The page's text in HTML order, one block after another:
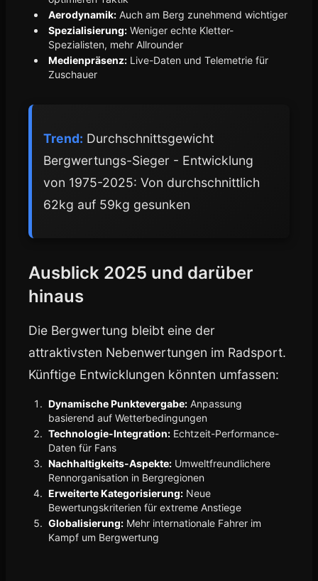
Aerodynamik: Auch am Berg zunehmend wichtiger
Spezialisierung: Weniger echte Kletter-
Spezialisten, mehr Allrounder
Medienpräsenz: Live-Daten und Telemetrie für
Zuschauer
Trend: Durchschnittsgewicht
Bergwertungs-Sieger - Entwicklung
von 1975-2025: Von durchschnittlich
62kg auf 59kg gesunken
Ausblick 2025 und darüber
hinaus
Die Bergwertung bleibt eine der
attraktivsten Nebenwertungen im Radsport.
Künftige Entwicklungen könnten umfassen:
Dynamische Punktevergabe: Anpassung
basierend auf Wetterbedingungen
Technologie-Integration: Echtzeit-Performance-
Daten für Fans
Nachhaltigkeits-Aspekte: Umweltfreundlichere
Rennorganisation in Bergregionen
Erweiterte Kategorisierung: Neue
Bewertungskriterien für extreme Anstiege
Globalisierung: Mehr internationale Fahrer im
Kampf um Bergwertung